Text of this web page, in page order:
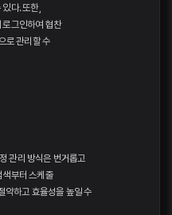
다. 또한,
로그인하여 협찬
로 관리할 수
관리 방식은 번거롭고
색부터 스케줄
약하고 효율성을 높일 수